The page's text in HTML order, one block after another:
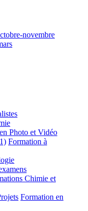
novembre
Photo et Vidéo
Formation à
Chimie et
Formation en